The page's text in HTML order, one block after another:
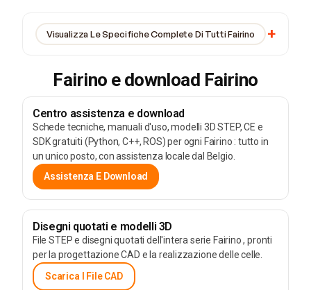
Visualizza Le Specifiche Complete Di Tutti Fairino
Fairino e download Fairino
Centro assistenza e download
Schede tecniche, manuali d'uso, modelli 3D STEP, CE e
SDK gratuiti (Python, C++, ROS) per ogni Fairino : tutto in
un unico posto, con assistenza locale dal Belgio.
Assistenza E Download
Disegni quotati e modelli 3D
File STEP e disegni quotati dell'intera serie Fairino , pronti
per la progettazione CAD e la realizzazione delle celle.
Scarica I File CAD